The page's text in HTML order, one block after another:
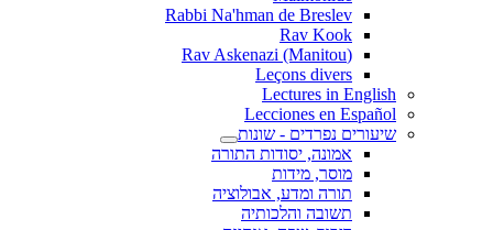
Rabbi Na'hman de Breslev
Rav Kook
(Rav Askenazi (Manitou
Leçons divers
Lectures in English
Lecciones en Español
שיעורים נפרדים - שונות
אמונה, יסודות התורה
מוסר, מידות
תורה ומדע, אבולוציה
תשובה והלכותיה